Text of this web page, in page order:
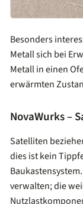
Besonders
Metall sich bei
Metall in einen
erwärmten
NovaWurks –
Satelliten
dies ist kein
verwalten; die